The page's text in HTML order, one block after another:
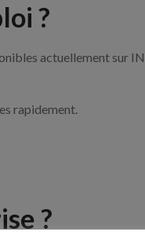
?
actuellement sur
rapidement.
?